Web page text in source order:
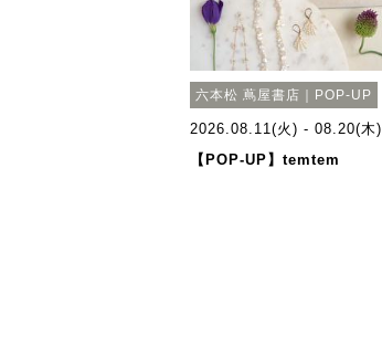
六本松 蔦屋書店｜POP-UP
2026.08.11(火) - 08.20(木)
【POP-UP】temtem